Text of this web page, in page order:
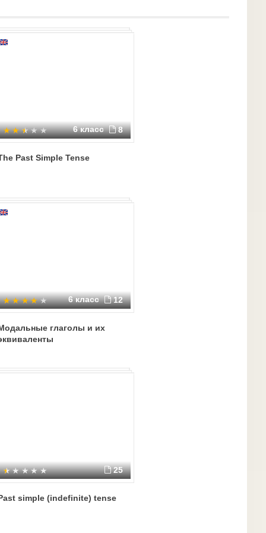
adjectives describing other qualities
6 класс 8
Past Simple Tense
6 класс 12
глаголы и их
25
simple (indefinite) tense